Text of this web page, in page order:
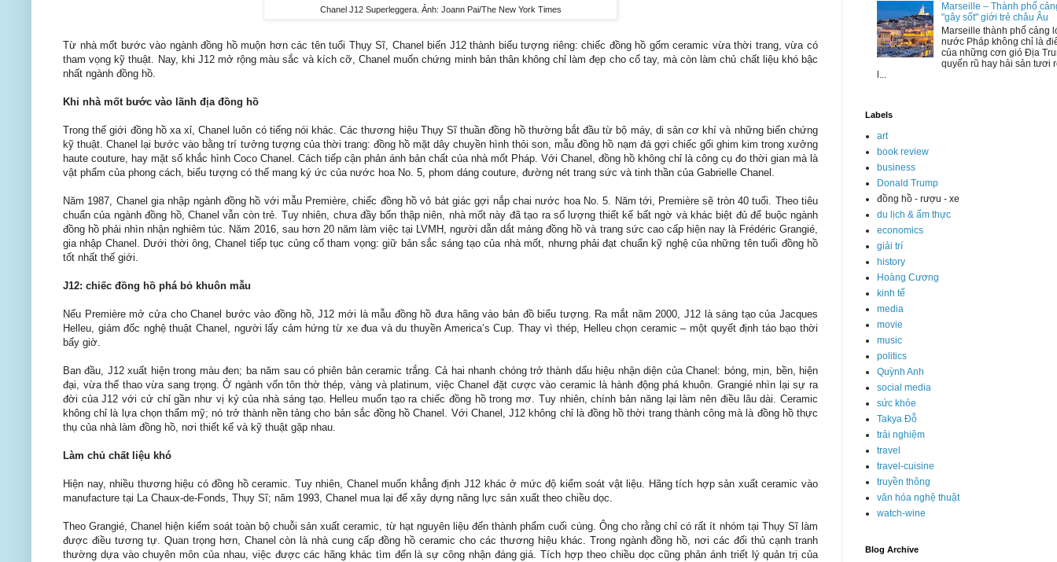
Chanel J12 Superleggera. Ảnh: Joann Pai/The New York Times
Từ nhà mốt bước vào ngành đồng hồ muộn hơn các tên tuổi Thụy Sĩ, Chanel biến J12 thành biểu tượng riêng: chiếc đồng hồ gốm ceramic vừa thời trang, vừa có
tham vọng kỹ thuật. Nay, khi J12 mở rộng màu sắc và kích cỡ, Chanel muốn chứng minh bản thân không chỉ làm đẹp cho cổ tay, mà còn làm chủ chất liệu khó bậc
nhất ngành đồng hồ.
Khi nhà mốt bước vào lãnh địa đồng hồ
Trong thế giới đồng hồ xa xỉ, Chanel luôn có tiếng nói khác. Các thương hiệu Thụy Sĩ thuần đồng hồ thường bắt đầu từ bộ máy, di sản cơ khí và những biến chứng
kỹ thuật. Chanel lại bước vào bằng trí tưởng tượng của thời trang: đồng hồ mặt dây chuyền hình thỏi son, mẫu đồng hồ nạm đá gợi chiếc gối ghim kim trong xưởng
haute couture, hay mặt số khắc hình Coco Chanel. Cách tiếp cận phản ánh bản chất của nhà mốt Pháp. Với Chanel, đồng hồ không chỉ là công cụ đo thời gian mà là
vật phẩm của phong cách, biểu tượng có thể mang ký ức của nước hoa No. 5, phom dáng couture, đường nét trang sức và tinh thần của Gabrielle Chanel.
Năm 1987, Chanel gia nhập ngành đồng hồ với mẫu Première, chiếc đồng hồ vỏ bát giác gợi nắp chai nước hoa No. 5. Năm tới, Première sẽ tròn 40 tuổi. Theo tiêu
chuẩn của ngành đồng hồ, Chanel vẫn còn trẻ. Tuy nhiên, chưa đầy bốn thập niên, nhà mốt này đã tạo ra số lượng thiết kế bất ngờ và khác biệt đủ để buộc ngành
đồng hồ phải nhìn nhận nghiêm túc. Năm 2016, sau hơn 20 năm làm việc tại LVMH, người dẫn dắt mảng đồng hồ và trang sức cao cấp hiện nay là Frédéric Grangié,
gia nhập Chanel. Dưới thời ông, Chanel tiếp tục củng cố tham vọng: giữ bản sắc sáng tạo của nhà mốt, nhưng phải đạt chuẩn kỹ nghệ của những tên tuổi đồng hồ
tốt nhất thế giới.
J12: chiếc đồng hồ phá bỏ khuôn mẫu
Nếu Première mở cửa cho Chanel bước vào đồng hồ, J12 mới là mẫu đồng hồ đưa hãng vào bản đồ biểu tượng. Ra mắt năm 2000, J12 là sáng tạo của Jacques
Helleu, giám đốc nghệ thuật Chanel, người lấy cảm hứng từ xe đua và du thuyền America’s Cup. Thay vì thép, Helleu chọn ceramic – một quyết định táo bạo thời
bấy giờ.
Ban đầu, J12 xuất hiện trong màu đen; ba năm sau có phiên bản ceramic trắng. Cả hai nhanh chóng trở thành dấu hiệu nhận diện của Chanel: bóng, mịn, bền, hiện
đại, vừa thể thao vừa sang trọng. Ở ngành vốn tôn thờ thép, vàng và platinum, việc Chanel đặt cược vào ceramic là hành động phá khuôn. Grangié nhìn lại sự ra
đời của J12 với cử chỉ gần như vị kỷ của nhà sáng tạo. Helleu muốn tạo ra chiếc đồng hồ trong mơ. Tuy nhiên, chính bản năng lại làm nên điều lâu dài. Ceramic
không chỉ là lựa chọn thẩm mỹ; nó trở thành nền tảng cho bản sắc đồng hồ Chanel. Với Chanel, J12 không chỉ là đồng hồ thời trang thành công mà là đồng hồ thực
thụ của nhà làm đồng hồ, nơi thiết kế và kỹ thuật gặp nhau.
Làm chủ chất liệu khó
Hiện nay, nhiều thương hiệu có đồng hồ ceramic. Tuy nhiên, Chanel muốn khẳng định J12 khác ở mức độ kiểm soát vật liệu. Hãng tích hợp sản xuất ceramic vào
manufacture tại La Chaux-de-Fonds, Thụy Sĩ; năm 1993, Chanel mua lại để xây dựng năng lực sản xuất theo chiều dọc.
Theo Grangié, Chanel hiện kiểm soát toàn bộ chuỗi sản xuất ceramic, từ hạt nguyên liệu đến thành phẩm cuối cùng. Ông cho rằng chỉ có rất ít nhóm tại Thụy Sĩ làm
được điều tương tự. Quan trọng hơn, Chanel còn là nhà cung cấp đồng hồ ceramic cho các thương hiệu khác. Trong ngành đồng hồ, nơi các đối thủ cạnh tranh
thường dựa vào chuyên môn của nhau, việc được các hãng khác tìm đến là sự công nhận đáng giá. Tích hợp theo chiều dọc cũng phản ánh triết lý quản trị của
Marseille – Thành phố
"gây sốt" giới trẻ châu Âu
Marseille thành phố cảng
nước Pháp không chỉ là
của những cơn gió Địa
quyến rũ hay hải sản tươi
l...
Labels
art
book review
business
Donald Trump
đồng hồ - rượu - xe
du lịch & ẩm thực
economics
giải trí
history
Hoàng Cương
kinh tế
media
movie
music
politics
Quỳnh Anh
social media
sức khỏe
Takya Đỗ
trải nghiệm
travel
travel-cuisine
truyền thông
văn hóa nghệ thuật
watch-wine
Blog Archive